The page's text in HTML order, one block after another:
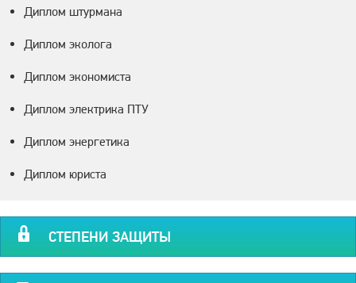
Диплом штурмана
Диплом эколога
Диплом экономиста
Диплом электрика ПТУ
Диплом энергетика
Диплом юриста
СТЕПЕНИ ЗАЩИТЫ